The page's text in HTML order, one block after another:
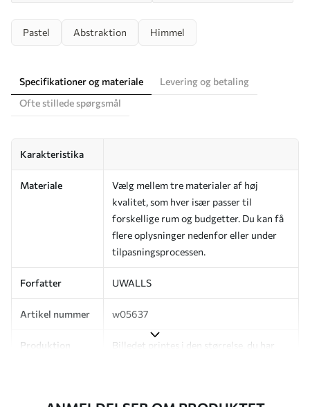
Pastel Abstraktion Himmel
Specifikationer og materiale
Levering og betaling
Ofte stillede spørgsmål
Karakteristika
Materiale
Vælg mellem tre materialer af høj
kvalitet, som hver især passer til
forskellige rum og budgetter. Du kan få
flere oplysninger nedenfor eller under
tilpasningsprocessen.
Forfatter UWALLS
Artikel nummer w05637
Produktion
Billedet printes i den størrelse, du har